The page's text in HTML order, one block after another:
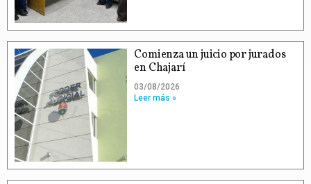
Comienza un juicio por jurados
en Chajarí
03/08/2026
Leer más »